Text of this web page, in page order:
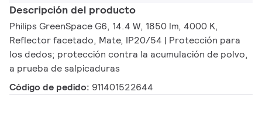
Descripción del producto
Philips GreenSpace G6, 14.4 W, 1850 lm, 4000 K,
Reflector facetado, Mate, IP20/54 | Protección para
los dedos; protección contra la acumulación de polvo,
a prueba de salpicaduras
Código de pedido: 911401522644